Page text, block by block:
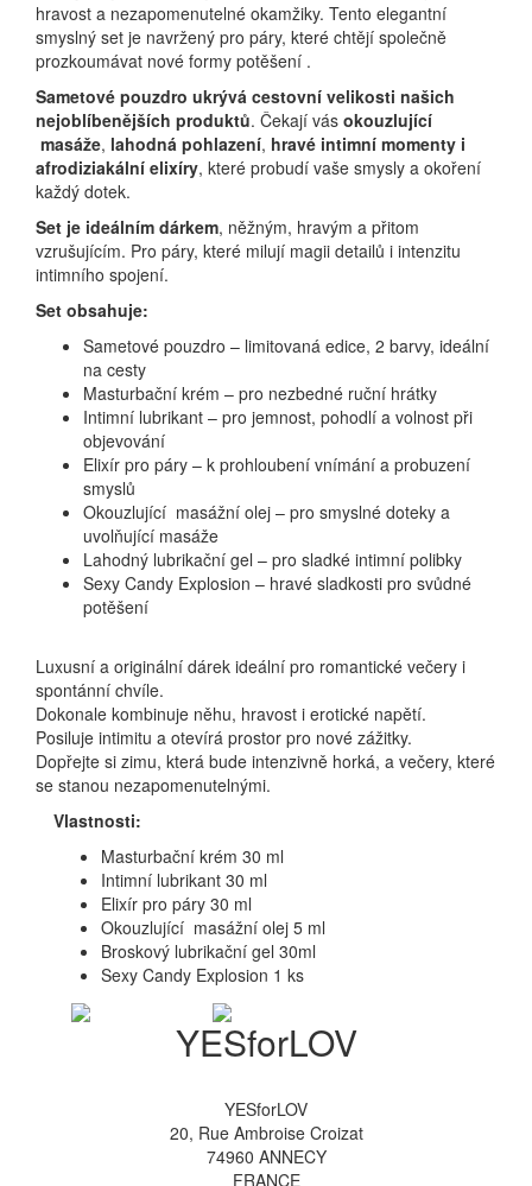
hravost a nezapomenutelné okamžiky. Tento elegantní
smyslný set je navržený pro páry, které chtějí společně
prozkoumávat nové formy potěšení .
Sametové pouzdro ukrývá cestovní velikosti našich
nejoblíbenějších produktů. Čekají vás okouzlující
masáže, lahodná pohlazení, hravé intimní momenty i
afrodiziakální elixíry, které probudí vaše smysly a okoření
každý dotek.
Set je ideálním dárkem, něžným, hravým a přitom
vzrušujícím. Pro páry, které milují magii detailů i intenzitu
intimního spojení.
Set obsahuje:
Sametové pouzdro – limitovaná edice, 2 barvy, ideální
na cesty
Masturbační krém – pro nezbedné ruční hrátky
Intimní lubrikant – pro jemnost, pohodlí a volnost při
objevování
Elixír pro páry – k prohloubení vnímání a probuzení
smyslů
Okouzlující masážní olej – pro smyslné doteky a
uvolňující masáže
Lahodný lubrikační gel – pro sladké intimní polibky
Sexy Candy Explosion – hravé sladkosti pro svůdné
potěšení
Luxusní a originální dárek ideální pro romantické večery i
spontánní chvíle.
Dokonale kombinuje něhu, hravost i erotické napětí.
Posiluje intimitu a otevírá prostor pro nové zážitky.
Dopřejte si zimu, která bude intenzivně horká, a večery, které
se stanou nezapomenutelnými.
Vlastnosti:
Masturbační krém 30 ml
Intimní lubrikant 30 ml
Elixír pro páry 30 ml
Okouzlující masážní olej 5 ml
Broskový lubrikační gel 30ml
Sexy Candy Explosion 1 ks
YESforLOV
YESforLOV
20, Rue Ambroise Croizat
74960 ANNECY
FRANCE